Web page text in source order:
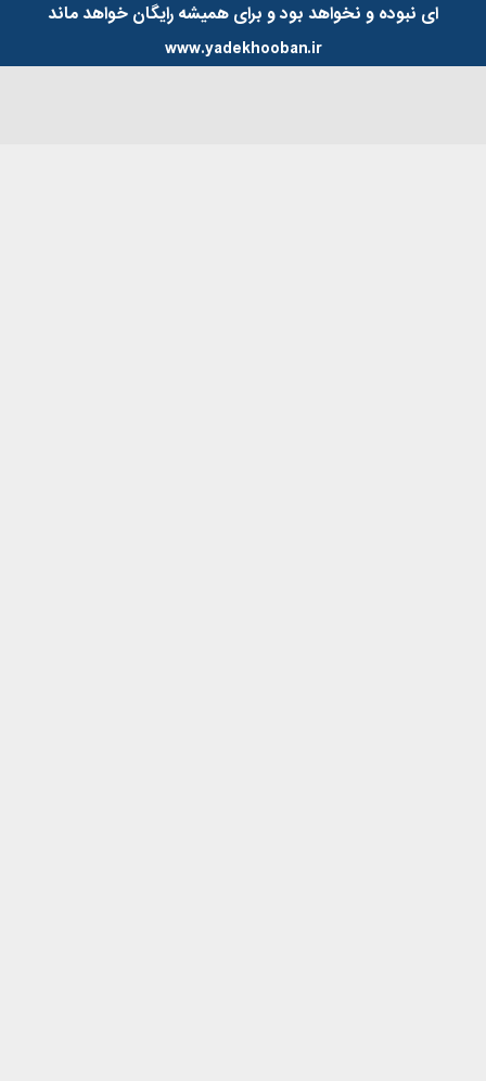
ای نبوده و نخواهد بود و برای همیشه رایگان خواهد ماند
www.yadekhooban.ir